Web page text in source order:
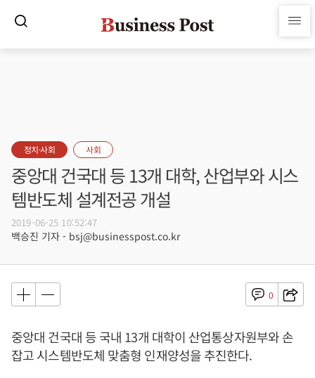
정치·사회 사회
중앙대 건국대 등 13개 대학, 산업부와 시스
템반도체 설계전공 개설
2019-06-25 10:52:47
백승진 기자 - bsj@businesspost.co.kr
0
중앙대 건국대 등 국내 13개 대학이 산업통상자원부와 손
잡고 시스템반도체 맞춤형 인재양성을 추진한다.